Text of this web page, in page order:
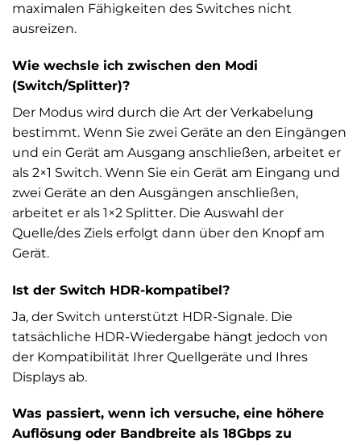
maximalen Fähigkeiten des Switches nicht
ausreizen.
Wie wechsle ich zwischen den Modi
(Switch/Splitter)?
Der Modus wird durch die Art der Verkabelung
bestimmt. Wenn Sie zwei Geräte an den Eingängen
und ein Gerät am Ausgang anschließen, arbeitet er
als 2×1 Switch. Wenn Sie ein Gerät am Eingang und
zwei Geräte an den Ausgängen anschließen,
arbeitet er als 1×2 Splitter. Die Auswahl der
Quelle/des Ziels erfolgt dann über den Knopf am
Gerät.
Ist der Switch HDR-kompatibel?
Ja, der Switch unterstützt HDR-Signale. Die
tatsächliche HDR-Wiedergabe hängt jedoch von
der Kompatibilität Ihrer Quellgeräte und Ihres
Displays ab.
Was passiert, wenn ich versuche, eine höhere
Auflösung oder Bandbreite als 18Gbps zu